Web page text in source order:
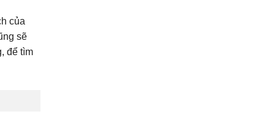
của
sẽ
để tìm